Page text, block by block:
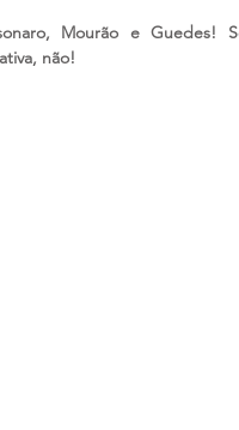
Mourão e Guedes!
não!